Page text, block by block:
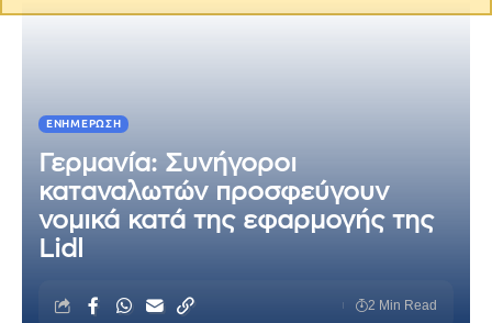
ΕΝΗΜΈΡΩΣΗ
Γερμανία: Συνήγοροι
καταναλωτών προσφεύγουν
νομικά κατά της εφαρμογής της
Lidl
2 Min Read